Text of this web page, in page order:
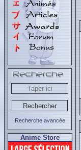
Recherche avancée
Anime Store